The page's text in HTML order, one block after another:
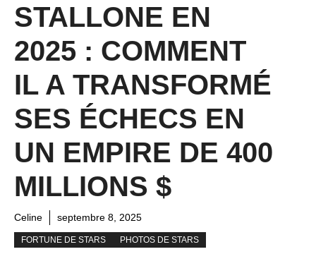
STALLONE EN
2025 : COMMENT
IL A TRANSFORMÉ
SES ÉCHECS EN
UN EMPIRE DE 400
MILLIONS $
Celine septembre 8, 2025
FORTUNE DE STARS PHOTOS DE STARS